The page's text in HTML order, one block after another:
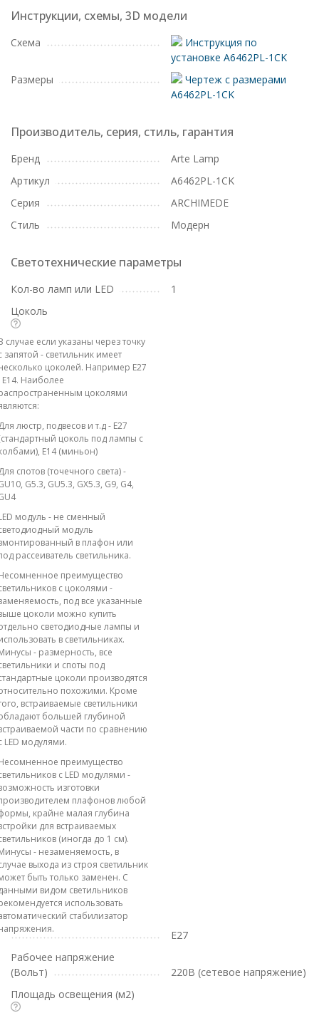
Инструкции, схемы, 3D модели
Схема
Инструкция по
установке A6462PL-1CK
Размеры
Чертеж с размерами
A6462PL-1CK
Производитель, серия, стиль, гарантия
Бренд
Arte Lamp
Артикул
A6462PL-1CK
Серия
ARCHIMEDE
Стиль
Модерн
Светотехнические параметры
Кол-во ламп или LED
1
Цоколь
случае если указаны через точку
запятой - светильник имеет
цоколей. Например E27
E14. Наиболее
цоколями
люстр, подвесов и т.д - E27
цоколь под лампы с
E14 (миньон)
спотов (точечного света) -
G5.3, GU5.3, GX5.3, G9, G4,
модуль - не сменный
модуль
в плафон или
рассеиватель светильника.
преимущество
с цоколями -
под все указанные
цоколи можно купить
светодиодные лампы и
в светильниках.
- размерность, все
и споты под
цоколи производятся
похожими. Кроме
встраиваемые светильники
большей глубиной
части по сравнению
LED модулями.
преимущество
с LED модулями -
изготовки
плафонов любой
крайне малая глубина
для встраиваемых
(иногда до 1 см).
- незаменяемость, в
выхода из строя светильник
быть только заменен. С
видом светильников
использовать
стабилизатор
E27
Рабочее напряжение
(Вольт)
220В (сетевое напряжение)
Площадь освещения (м2)